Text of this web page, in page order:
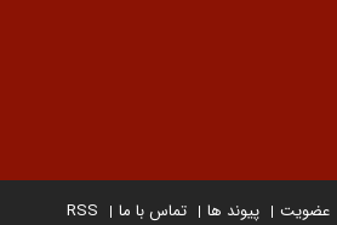
عضویت پیوند ها تماس با ما RSS